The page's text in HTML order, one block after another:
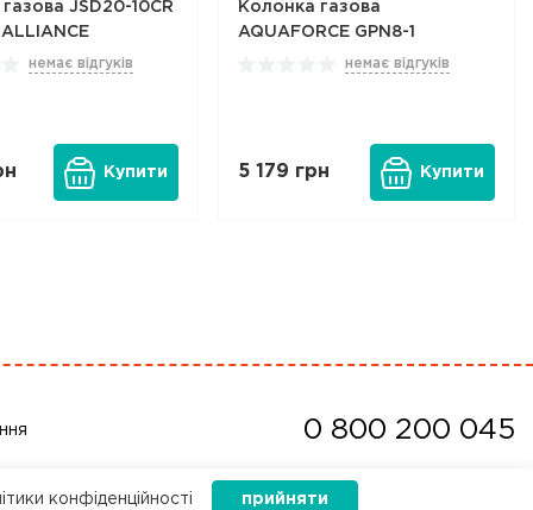
JSD20-10CR
ALLIANCE
немає відгуків
Купити
Колонка газова
AQUAFORCE GPN8-1
немає відгуків
5 179 грн Купити
0 800 200 045
конфіденційності прийняти